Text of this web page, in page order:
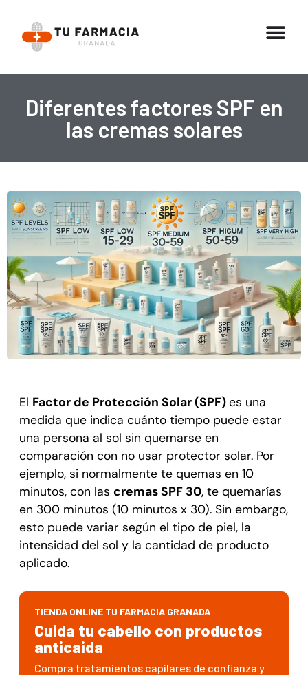
Diferentes factores SPF en
las cremas solares
El Factor de Protección Solar (SPF)es una
medida que indica cuánto tiempo puede estar
una persona al sol sin quemarse en
comparación con no usar protector solar. Por
ejemplo, si normalmente te quemas en 10
minutos, con las cremas SPF 30, te quemarías
en 300 minutos (10 minutos x 30). Sin embargo,
esto puede variar según el tipo de piel, la
intensidad del sol y la cantidad de producto
aplicado.
TIENDA ONLINE TU FARMACIA GRANADA
Cuida tu cabello con productos
anticaida
Compra tratamientos capilares de confianza y